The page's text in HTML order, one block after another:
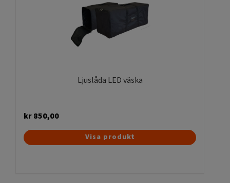
olika
alternativen
kan
Ljuslåda LED väska
kr850,00
Visa produkt